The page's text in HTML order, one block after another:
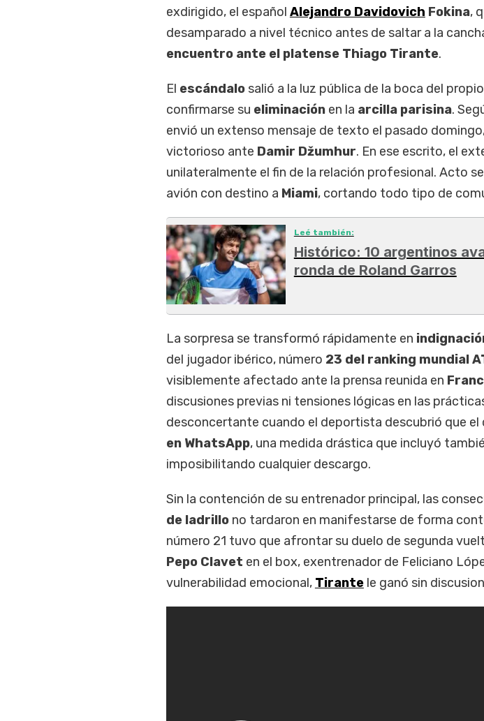
exdirigido, el español Alejandro Davidovich Fokina,
desamparado a nivel técnico antes de saltar a la
encuentro ante el platense Thiago Tirante.
El escándalosalió a la luz pública de la boca del
confirmarse su eliminaciónen la arcilla parisina.
envió un extenso mensaje de texto el pasado
victorioso ante Damir Džumhur. En ese escrito, el
unilateralmente el fin de la relación profesional. Acto
avión con destino a Miami, cortando todo tipo de
Leé también:
Histórico: 10 argentinos
ronda de Roland Garros
La sorpresa se transformó rápidamente en
del jugador ibérico, número 23 del ranking mundial
visiblemente afectado ante la prensa reunida en
discusiones previas ni tensiones lógicas en las
desconcertante cuando el deportista descubrió que el
en WhatsApp, una medida drástica que incluyó
imposibilitando cualquier descargo.
Sin la contención de su entrenador principal, las
de ladrillono tardaron en manifestarse de forma
número 21 tuvo que afrontar su duelo de segunda
Pepo Clavet en el box, exentrenador de Feliciano
vulnerabilidad emocional, Tirantele ganó sin